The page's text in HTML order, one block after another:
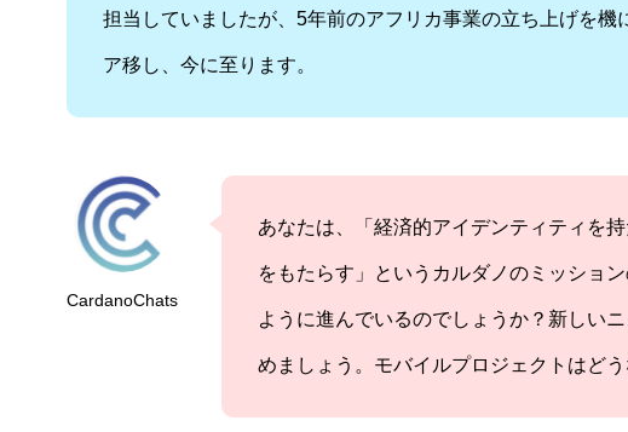
担当していましたが、5年前のアフリカ事業の立ち上げを機
ア移し、今に至ります。
CardanoChats
あなたは、「経済的アイデンティティを
をもたらす」というカルダノのミッショ
ように進んでいるのでしょうか？新しい
めましょう。モバイルプロジェクトはど